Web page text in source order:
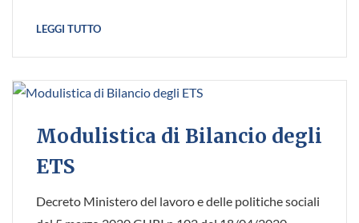
LEGGI TUTTO
Modulistica di Bilancio degli
ETS
Decreto Ministero del lavoro e delle politiche sociali